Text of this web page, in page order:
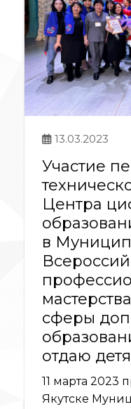
13.03.2023
Участие
Центра
в
сферы
отдаю
11 марта 2023
Якутске